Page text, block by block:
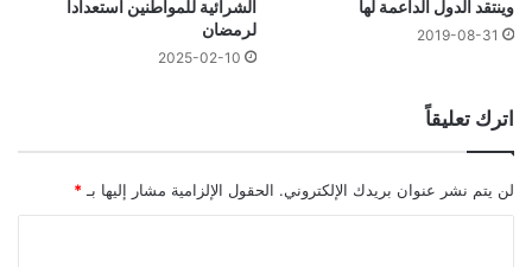
وينتقد الدول الداعمة لها
2019-08-31
الشرائية للمواطنين استعدادا
لرمضان
2025-02-10
اترك تعليقاً
لن يتم نشر عنوان بريدك الإلكتروني. الحقول الإلزامية مشار إليها بـ *